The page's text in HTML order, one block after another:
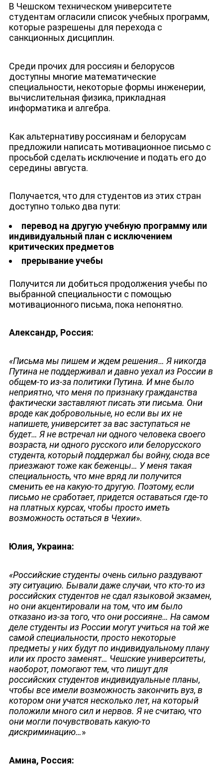
ЮТУБ-КАНАЛ
В Чешском техническом университете
студентам огласили список учебных программ,
которые разрешены для перехода с
санкционных дисциплин.
Среди прочих для россиян и белорусов
доступны многие математические
специальности, некоторые формы инженерии,
вычислительная физика, прикладная
информатика и алгебра.
Как альтернативу россиянам и белорусам
предложили написать мотивационное письмо с
просьбой сделать исключение и подать его до
середины августа.
Получается, что для студентов из этих стран
доступно только два пути:
перевод на другую учебную программу или
индивидуальный план с исключением
критических предметов
прерывание учебы
Получится ли добиться продолжения учебы по
выбранной специальности с помощью
мотивационного письма, пока непонятно.
Александр, Россия:
«Письма мы пишем и ждем решения… Я никогда
Путина не поддерживал и давно уехал из России в
общем-то из-за политики Путина. И мне было
неприятно, что меня по признаку гражданства
фактически заставляют писать эти письма. Они
вроде как добровольные, но если вы их не
напишете, университет за вас заступаться не
будет… Я не встречал ни одного человека своего
возраста, ни одного русского или белорусского
студента, который поддержал бы войну, сюда все
приезжают тоже как беженцы… У меня такая
специальность, что мне вряд ли получится
сменить ее на какую-то другую. Поэтому, если
письмо не сработает, придется оставаться где-то
на платных курсах, чтобы просто иметь
возможность остаться в Чехии».
Юлия, Украина:
«Российские студенты очень сильно раздувают
эту ситуацию. Бывали даже случаи, что кто-то из
российских студентов не сдал языковой экзамен,
но они акцентировали на том, что им было
отказано из-за того, что они россияне… На самом
деле студенты из России могут учиться на той же
самой специальности, просто некоторые
предметы у них будут по индивидуальному плану
или их просто заменят… Чешские университеты,
наоборот, помогают тем, что пишут для
российских студентов индивидуальные планы,
чтобы все имели возможность закончить вуз, в
котором они учатся несколько лет, на который
положили много сил и нервов. Я не считаю, что
они могли почувствовать какую-то
дискриминацию…»
Амина, Россия: